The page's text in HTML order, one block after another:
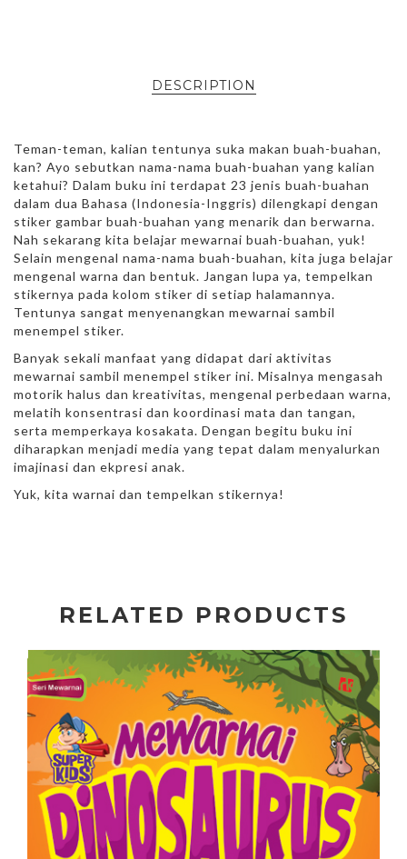
DESCRIPTION
Teman-teman, kalian tentunya suka makan buah-buahan,
kan? Ayo sebutkan nama-nama buah-buahan yang kalian
ketahui? Dalam buku ini terdapat 23 jenis buah-buahan
dalam dua Bahasa (Indonesia-Inggris) dilengkapi dengan
stiker gambar buah-buahan yang menarik dan berwarna.
Nah sekarang kita belajar mewarnai buah-buahan, yuk!
Selain mengenal nama-nama buah-buahan, kita juga belajar
mengenal warna dan bentuk. Jangan lupa ya, tempelkan
stikernya pada kolom stiker di setiap halamannya.
Tentunya sangat menyenangkan mewarnai sambil
menempel stiker.
Banyak sekali manfaat yang didapat dari aktivitas
mewarnai sambil menempel stiker ini. Misalnya mengasah
motorik halus dan kreativitas, mengenal perbedaan warna,
melatih konsentrasi dan koordinasi mata dan tangan,
serta memperkaya kosakata. Dengan begitu buku ini
diharapkan menjadi media yang tepat dalam menyalurkan
imajinasi dan ekpresi anak.
Yuk, kita warnai dan tempelkan stikernya!
RELATED PRODUCTS